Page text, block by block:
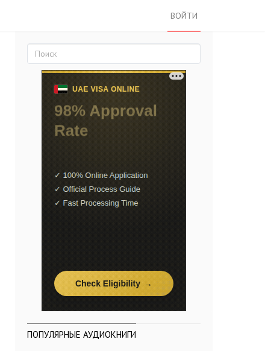
ВОЙТИ
ПОПУЛЯРНЫЕ АУДИОКНИГИ